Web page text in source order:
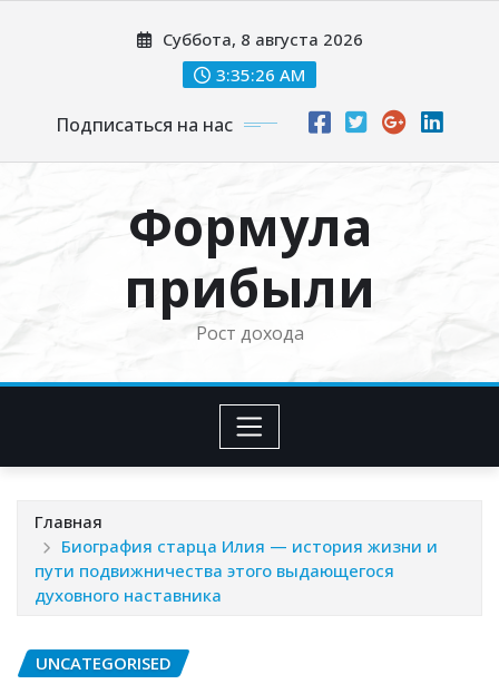
Суббота, 8 августа 2026
3:35:27 AM
Подписаться на нас
Формула
прибыли
Рост дохода
Главная
Биография старца Илия — история жизни и
пути подвижничества этого выдающегося
духовного наставника
UNCATEGORISED